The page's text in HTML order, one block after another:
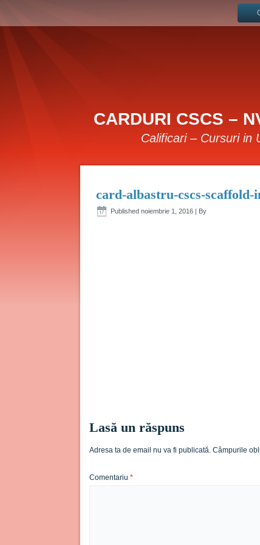
CARDURI CSCS –
Calificari – Cursuri in
card-albastru-cscs-scaffold-
Published noiembrie 1, 2016 | By
Lasă un răspuns
Adresa ta de email nu va fi publicată. Câmpurile
Comentariu *